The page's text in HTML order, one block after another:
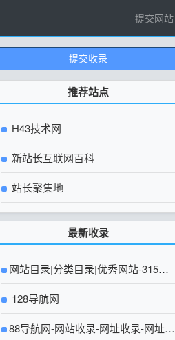
提交网站
提交收录
推荐站点
H43技术网
新站长互联网百科
站长聚集地
最新收录
网站目录|分类目录|优秀网站-315友
链网【官方网站】
128导航网
88导航网-网站收录-网址收录-网址导